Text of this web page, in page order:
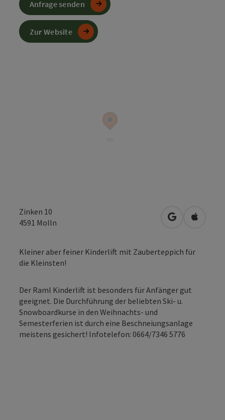
Zinken 10
4591 Molln in Google
in
Kleiner aber feiner Kinderlift mit Zauberteppich für
die Kleinsten!
Der Raml Kinderlift ist besonders für Anfänger gut
geeignet. Die Durchführung der beliebten Ski- u.
Snowboardkurse in den Weihnachts- und
Semesterferien ist durch eine Beschneiungsanlage
meistens gesichert! Infotelefon: 0664/7346 5776
Anfrage senden
Zur Website